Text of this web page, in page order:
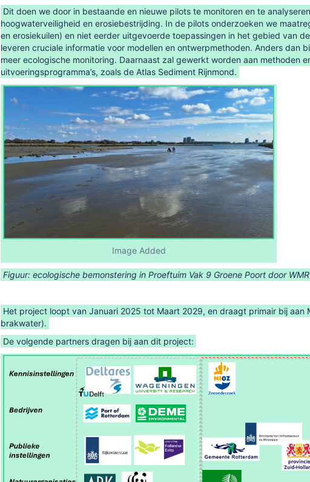
Dit doen we door in bestaande en nieuwe pilots te monitoren en te
hoogwaterveiligheid en erosiebestrijding. In de pilots onderzoeken we
en erosiekuilen) en niet eerder uitgevoerde toepassingen in het gebied van
leveren cruciale informatie voor modellen en ontwerpmethoden. Anders dan
meer ecologische monitoring. Daarnaast zal gewerkt worden aan methoden
uitvoeringsprogramma’s, zoals de Atlas Sediment Rijnmond.
Image Added
Figuur: ecologische bemonstering in Proeftuim Vak 9 Groene Poort door
Het project loopt van Januari 2025 tot Maart 2029, en draagt primair bij
brakwater).
De volgende partners dragen bij aan dit project: